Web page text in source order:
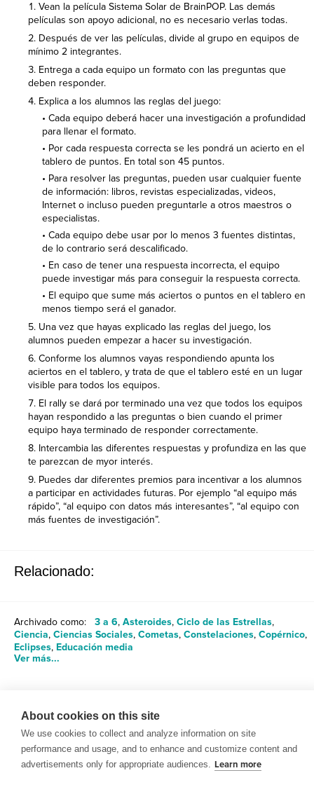
Vean la película Sistema Solar de BrainPOP. Las demás
películas son apoyo adicional, no es necesario verlas todas.
Después de ver las películas, divide al grupo en equipos de
mínimo 2 integrantes.
Entrega a cada equipo un formato con las preguntas que
deben responder.
Explica a los alumnos las reglas del juego:
• Cada equipo deberá hacer una investigación a profundidad
para llenar el formato.
• Por cada respuesta correcta se les pondrá un acierto en el
tablero de puntos. En total son 45 puntos.
• Para resolver las preguntas, pueden usar cualquier fuente
de información: libros, revistas especializadas, videos,
Internet o incluso pueden preguntarle a otros maestros o
especialistas.
• Cada equipo debe usar por lo menos 3 fuentes distintas,
de lo contrario será descalificado.
• En caso de tener una respuesta incorrecta, el equipo
puede investigar más para conseguir la respuesta correcta.
• El equipo que sume más aciertos o puntos en el tablero en
menos tiempo será el ganador.
Una vez que hayas explicado las reglas del juego, los
alumnos pueden empezar a hacer su investigación.
Conforme los alumnos vayas respondiendo apunta los
aciertos en el tablero, y trata de que el tablero esté en un lugar
visible para todos los equipos.
El rally se dará por terminado una vez que todos los equipos
hayan respondido a las preguntas o bien cuando el primer
equipo haya terminado de responder correctamente.
Intercambia las diferentes respuestas y profundiza en las que
te parezcan de myor interés.
Puedes dar diferentes premios para incentivar a los alumnos
a participar en actividades futuras. Por ejemplo “al equipo más
rápido”, “al equipo con datos más interesantes”, “al equipo con
más fuentes de investigación”.
Relacionado:
Archivado como: 3 a 6, Asteroides, Ciclo de las Estrellas,
Ciencia, Ciencias Sociales, Cometas, Constelaciones, Copérnico,
Eclipses, Educación media
Ver más...
Compartir
About cookies on this site
We use cookies to collect and analyze information on site
performance and usage, and to enhance and customize content and
advertisements only for appropriate audiences. Learn more